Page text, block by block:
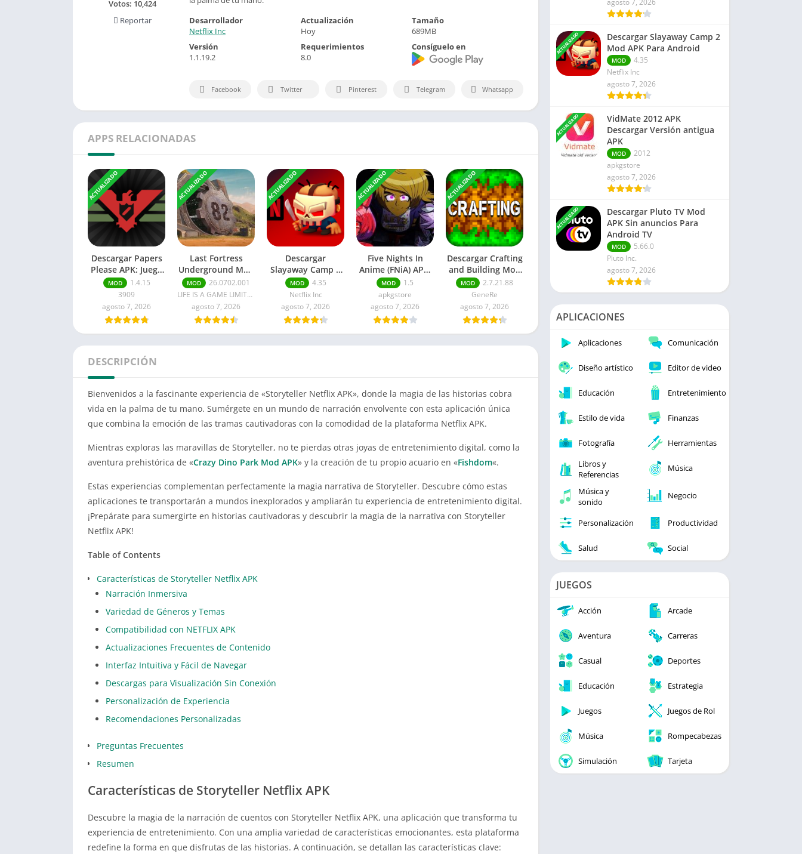
Finanzas
Libros y Referencias
Rompecabezas
Negocio
Votos: 10,424
Reportar
Desarrollador
Netflix Inc
Actualización
Hoy
Tamaño
689MB
Versión
1.1.19.2
Requerimientos
8.0
Consíguelo en
Facebook Twitter Pinterest Telegram Whatsapp
APPS RELACIONADAS
ACTUALIZADO
Descargar Papers
Please APK: Juego
completo para
Android
MOD
1.4.15
3909
agosto 7, 2026
ACTUALIZADO
Last Fortress
Underground Mod
APK Última
versión
MOD
26.0702.001
LIFE IS A GAME LIMITED
agosto 7, 2026
ACTUALIZADO
Descargar
Slayaway Camp 2
Mod APK Para
Android
MOD
4.35
Netflix Inc
agosto 7, 2026
ACTUALIZADO
Five Nights In
Anime (FNiA) APK:
Remastered
MOD
1.5
apkgstore
agosto 7, 2026
ACTUALIZADO
Descargar Crafting
and Building Mod
APK Dinero
ilimitado
MOD
2.7.21.88
GeneRe
agosto 7, 2026
DESCRIPCIÓN
Bienvenidos a la fascinante experiencia de «Storyteller Netflix APK», donde la magia de las historias cobra
vida en la palma de tu mano. Sumérgete en un mundo de narración envolvente con esta aplicación única
que combina la emoción de las tramas cautivadoras con la comodidad de la plataforma Netflix APK.
Mientras exploras las maravillas de Storyteller, no te pierdas otras joyas de entretenimiento digital, como la
aventura prehistórica de «Crazy Dino Park Mod APK» y la creación de tu propio acuario en «Fishdom«.
Estas experiencias complementan perfectamente la magia narrativa de Storyteller. Descubre cómo estas
aplicaciones te transportarán a mundos inexplorados y ampliarán tu experiencia de entretenimiento digital.
¡Prepárate para sumergirte en historias cautivadoras y descubrir la magia de la narrativa con Storyteller
Netflix APK!
Table of Contents
Características de Storyteller Netflix APK
Narración Inmersiva
Variedad de Géneros y Temas
Compatibilidad con NETFLIX APK
Actualizaciones Frecuentes de Contenido
Interfaz Intuitiva y Fácil de Navegar
Descargas para Visualización Sin Conexión
Personalización de Experiencia
Recomendaciones Personalizadas
Preguntas Frecuentes
Resumen
Características de Storyteller Netflix APK
Descubre la magia de la narración de cuentos con Storyteller Netflix APK, una aplicación que transforma tu
experiencia de entretenimiento. Con una amplia variedad de características emocionantes, esta plataforma
redefine la forma en que disfrutas de las historias. A continuación, se detallan las características clave:
agosto 7, 2026
ACTUALIZADO
Descargar Slayaway Camp 2
Mod APK Para Android
MOD
4.35
Netflix Inc
agosto 7, 2026
ACTUALIZADO
VidMate 2012 APK
Descargar Versión antigua
APK
MOD
2012
apkgstore
agosto 7, 2026
ACTUALIZADO
Descargar Pluto TV Mod
APK Sin anuncios Para
Android TV
MOD
5.66.0
Pluto Inc.
agosto 7, 2026
APLICACIONES
Aplicaciones Comunicación
Diseño artístico Editor de video
Educación Entretenimiento
Estilo de vida Finanzas
Fotografía
Herramientas
Libros y
Referencias
Música
Música y
sonido
Negocio
Personalización Productividad
Salud Social
JUEGOS
Acción Arcade
Aventura Carreras
Casual Deportes
Educación Estrategia
Juegos Juegos de Rol
Música Rompecabezas
Simulación Tarjeta